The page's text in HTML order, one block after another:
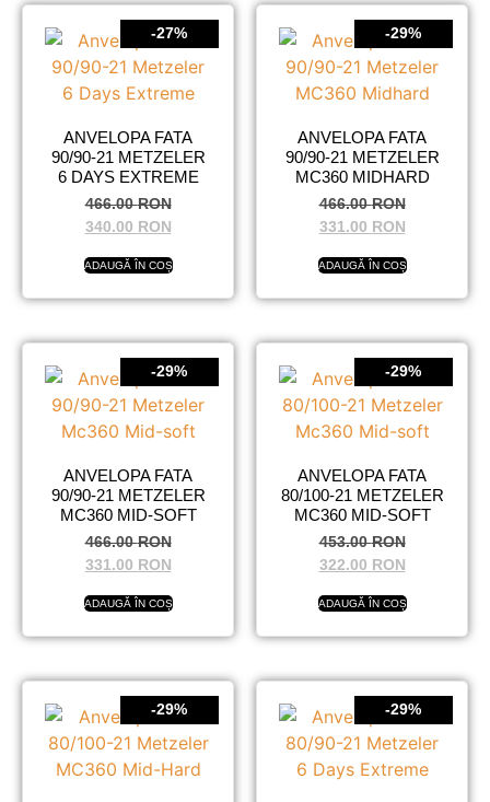
-27%
ANVELOPA FATA
90/90-21 METZELER
6 DAYS EXTREME
466.00RON
340.00 RON
ADAUGĂ ÎN COȘ
-29%
ANVELOPA FATA
90/90-21 METZELER
MC360 MIDHARD
466.00RON
331.00 RON
ADAUGĂ ÎN COȘ
-29%
ANVELOPA FATA
90/90-21 METZELER
MC360 MID-SOFT
466.00RON
331.00 RON
ADAUGĂ ÎN COȘ
-29%
ANVELOPA FATA
80/100-21 METZELER
MC360 MID-SOFT
453.00RON
322.00 RON
ADAUGĂ ÎN COȘ
-29% -29%